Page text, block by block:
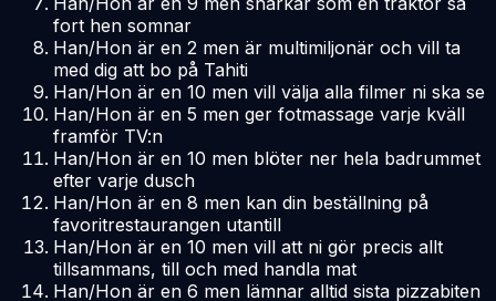
fort hen somnar
Han/Hon är en 2 men är multimiljonär och vill ta
med dig att bo på Tahiti
Han/Hon är en 10 men vill välja alla filmer ni ska se
Han/Hon är en 5 men ger fotmassage varje kväll
framför TV:n
Han/Hon är en 10 men blöter ner hela badrummet
efter varje dusch
Han/Hon är en 8 men kan din beställning på
favoritrestaurangen utantill
Han/Hon är en 10 men vill att ni gör precis allt
tillsammans, till och med handla mat
Han/Hon är en 6 men lämnar alltid sista pizzabiten